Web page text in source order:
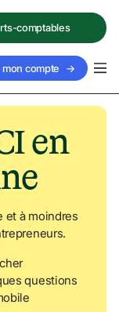
comptables
compte →
en
et à moindres
questions
Shine